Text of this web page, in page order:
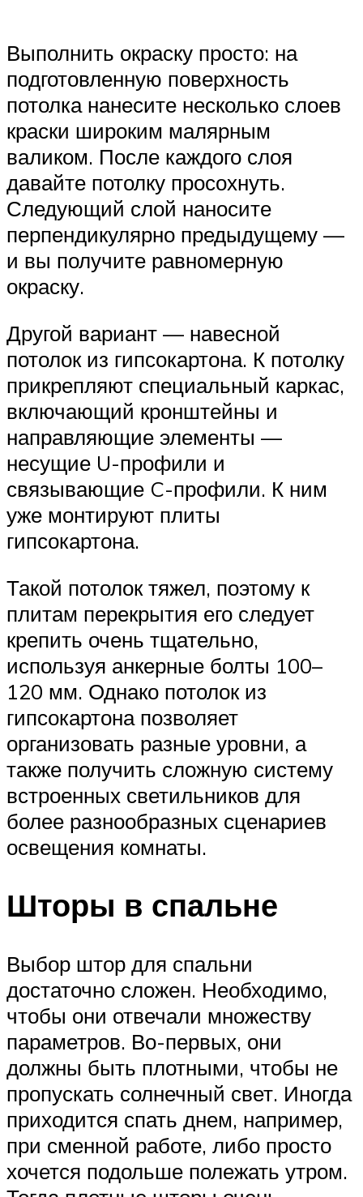
Выполнить окраску просто: на
подготовленную поверхность
потолка нанесите несколько слоев
краски широким малярным
валиком. После каждого слоя
давайте потолку просохнуть.
Следующий слой наносите
перпендикулярно предыдущему —
и вы получите равномерную
окраску.
Другой вариант — навесной
потолок из гипсокартона. К потолку
прикрепляют специальный каркас,
включающий кронштейны и
направляющие элементы —
несущие U-профили и
связывающие C-профили. К ним
уже монтируют плиты
гипсокартона.
Такой потолок тяжел, поэтому к
плитам перекрытия его следует
крепить очень тщательно,
используя анкерные болты 100–
120 мм. Однако потолок из
гипсокартона позволяет
организовать разные уровни, а
также получить сложную систему
встроенных светильников для
более разнообразных сценариев
освещения комнаты.
Шторы в спальне
Выбор штор для спальни
достаточно сложен. Необходимо,
чтобы они отвечали множеству
параметров. Во-первых, они
должны быть плотными, чтобы не
пропускать солнечный свет. Иногда
приходится спать днем, например,
при сменной работе, либо просто
хочется подольше полежать утром.